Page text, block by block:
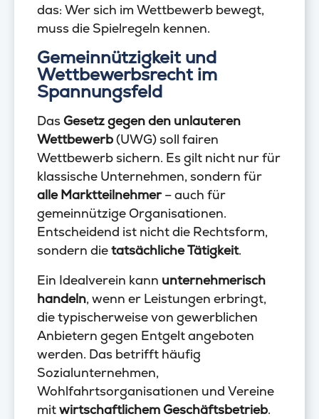
das: Wer sich im Wettbewerb bewegt,
muss die Spielregeln kennen.
Gemeinnützigkeit und
Wettbewerbsrecht im
Spannungsfeld
DasGesetz gegen den unlauteren
Wettbewerb(UWG) soll fairen
Wettbewerb sichern. Es gilt nicht nur für
klassische Unternehmen, sondern für
alle Marktteilnehmer– auch für
gemeinnützige Organisationen.
Entscheidend ist nicht die Rechtsform,
sondern dietatsächliche Tätigkeit.
Ein Idealverein kann unternehmerisch
handeln, wenn er Leistungen erbringt,
die typischerweise von gewerblichen
Anbietern gegen Entgelt angeboten
werden. Das betrifft häufig
Sozialunternehmen,
Wohlfahrtsorganisationen und Vereine
mitwirtschaftlichem Geschäftsbetrieb.